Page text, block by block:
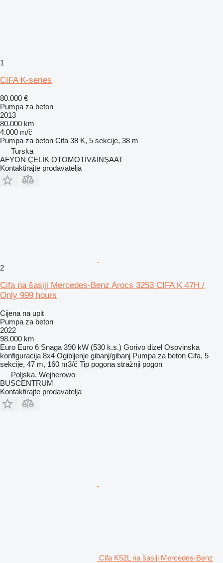
1
CIFA K-series
80.000 €
Pumpa za beton
2013
80.000 km
4.000 m/č
Pumpa za beton Cifa 38 K, 5 sekcije, 38 m
Turska
AFYON ÇELİK OTOMOTİV&İNŞAAT
Kontaktirajte prodavatelja
2
Cifa na šasiji Mercedes-Benz Arocs 3253 CIFA K 47H /
Only 999 hours
Cijena na upit
Pumpa za beton
2022
98.000 km
Euro Euro 6 Snaga 390 kW (530 k.s.) Gorivo dizel Osovinska
konfiguracija 8x4 Ogibljenje gibanj/gibanj Pumpa za beton Cifa, 5
sekcije, 47 m, 160 m3/č Tip pogona stražnji pogon
Poljska, Wejherowo
BUSCENTRUM
Kontaktirajte prodavatelja
Cifa K52L na šasiji Mercedes-Benz